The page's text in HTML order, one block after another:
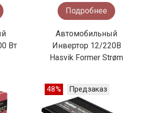
Вт
Подробнее
Автомобильный
Инвертор 12/220В
Hasvik Former Strøm
48% Предзаказ